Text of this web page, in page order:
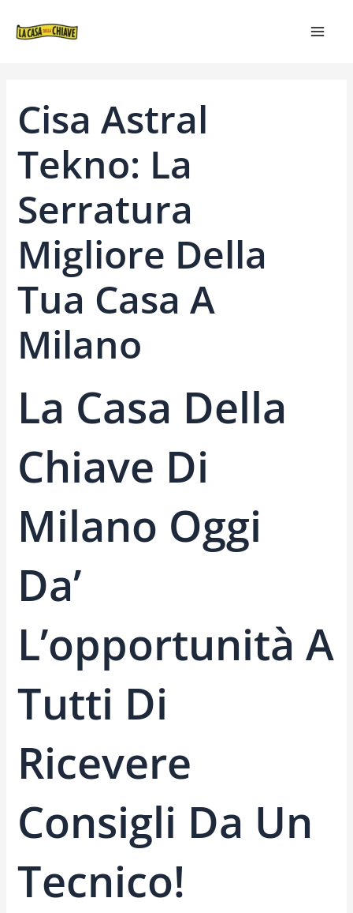
Cisa Astral
Tekno: La
Serratura
Migliore Della
Tua Casa A
Milano
La Casa Della
Chiave Di
Milano Oggi
Da’
L’opportunità A
Tutti Di
Ricevere
Consigli Da Un
Tecnico!
ARTICOLI